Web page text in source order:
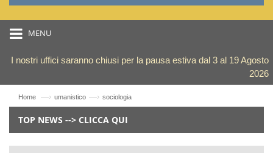
MENU
I nostri uffici saranno chiusi per la pausa estiva dal 3 al 19 Agosto
2026
Home —› umanistico —› sociologia
TOP NEWS --> CLICCA QUI